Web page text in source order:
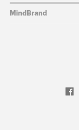
MindBrand